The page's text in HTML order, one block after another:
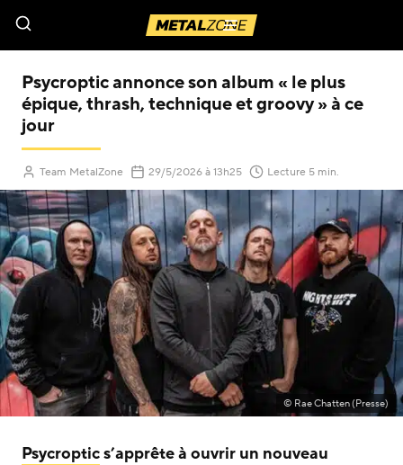
Menu
Psycroptic annonce son album « le plus
épique, thrash, technique et groovy » à ce
jour
Team MetalZone 29/5/2026(Mis à jour le)
à 13h25 Lecture 5 min.
© Rae Chatten (Presse)
Psycroptics’apprête à ouvrir un nouveau